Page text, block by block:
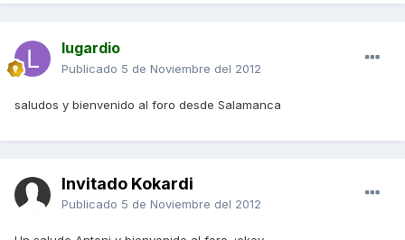
lugardio
Publicado 5 de Noviembre del 2012
saludos y bienvenido al foro desde Salamanca
Invitado Kokardi
Publicado 5 de Noviembre del 2012